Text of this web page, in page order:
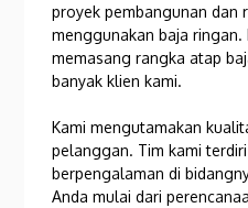
proyek pembangunan dan
menggunakan baja ringan.
memasang rangka atap
banyak klien kami.
Kami mengutamakan
pelanggan. Tim kami
berpengalaman di
Anda mulai dari